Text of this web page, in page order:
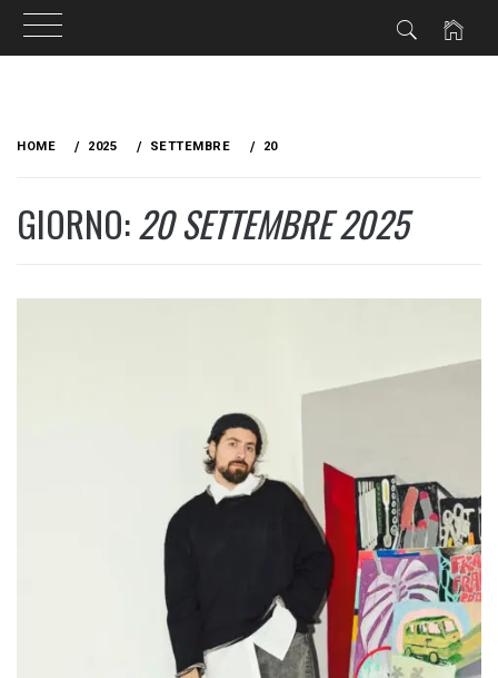
HOME 2025 SETTEMBRE 20
GIORNO:20 SETTEMBRE 2025